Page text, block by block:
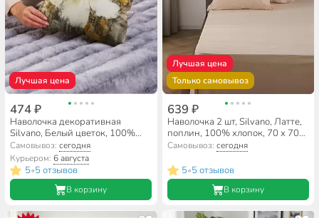
Лучшая цена
474 ₽
Наволочка декоративная
Silvano, Белый цветок, 100%
полиэстер, 40 х 40 см
Самовывоз:сегодня
Курьером:6 августа
5•5 отзывов
В корзину
Лучшая цена
Только самовывоз
639 ₽
Наволочка 2 шт, Silvano, Латте,
поплин, 100% хлопок, 70 х 70
см
Самовывоз: сегодня
5•5 отзывов
В корзину